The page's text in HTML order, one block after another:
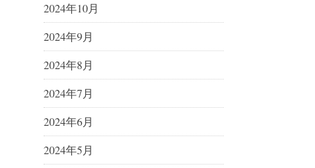
2024年10月
2024年9月
2024年8月
2024年7月
2024年6月
2024年5月